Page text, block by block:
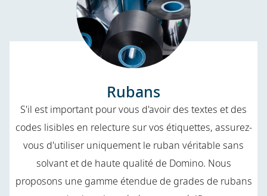
Rubans
S'il est important pour vous d'avoir des textes et des
codes lisibles en relecture sur vos étiquettes, assurez-
vous d'utiliser uniquement le ruban véritable sans
solvant et de haute qualité de Domino. Nous
proposons une gamme étendue de grades de rubans